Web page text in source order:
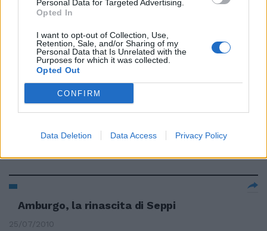
Personal Data for Targeted Advertising.
Opted In
I want to opt-out of Collection, Use,
Retention, Sale, and/or Sharing of my
Personal Data that Is Unrelated with the
Purposes for which it was collected.
Opted Out
CONFIRM
Data Deletion Data Access Privacy Policy
Paralimpico, Sky Sport24
trasmetterà tutta la durata
alle 13. TENNIS Doppia vittoria
per Seppi Doppia vittoria pe
17/10/2010
«derby» con Fognini
Amburgo, la rinascita di Seppi
25/07/2010